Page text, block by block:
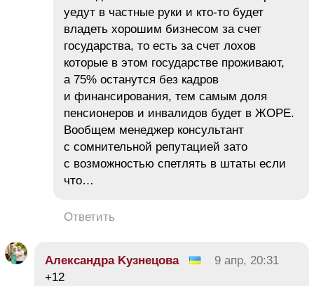
уедут в частные руки и кто-то будет
владеть хорошим бизнесом за счет
государства, то есть за счет лохов
которые в этом государстве проживают,
а 75% останутся без кадров
и финансирования, тем самым доля
пенсионеров и инвалидов будет в ЖОРЕ.
Вообщем менеджер консультант
с сомнительной репутацией зато
с возможностью спетлять в штаты если
что…
Ответить
Αлександра Κузнецова
9 апр, 20:31
+12